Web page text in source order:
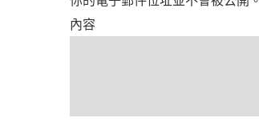
內容